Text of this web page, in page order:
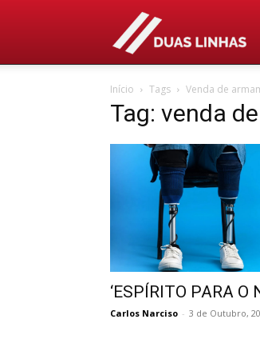
Início Tags Venda de
Tag: venda
‘ESPÍRITO PARA O
Carlos Narciso - 3 de Outubro,